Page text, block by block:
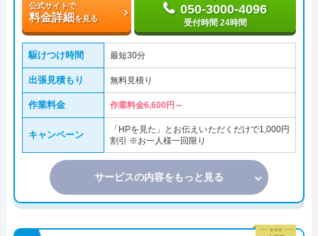
公式サイトで
料金詳細を見る
050-3000-4096
受付時間 24時間
駆けつけ時間 最短30分
出張見積もり 無料見積り
作業料金 作業料金6,600円～
キャンペーン
「HPを見た」とお伝えいただくだけで1,000円
割引 ※お一人様一回限り
サービスの内容をもっと見る